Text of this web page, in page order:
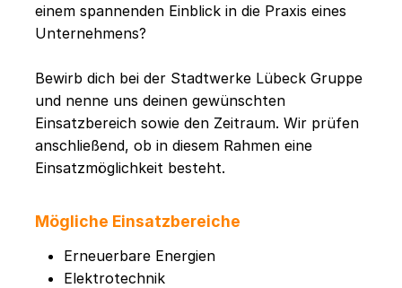
einem spannenden Einblick in die Praxis eines
Unternehmens?
Bewirb dich bei der Stadtwerke Lübeck Gruppe
und nenne uns deinen gewünschten
Einsatzbereich sowie den Zeitraum. Wir prüfen
anschließend, ob in diesem Rahmen eine
Einsatzmöglichkeit besteht.
Mögliche Einsatzbereiche
Erneuerbare Energien
Elektrotechnik